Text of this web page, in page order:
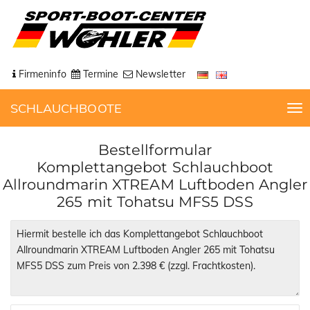
Firmeninfo Termine Newsletter
SCHLAUCHBOOTE
T
o
e
a
Bestellformular
Komplettangebot Schlauchboot
Allroundmarin XTREAM Luftboden Angler
265 mit Tohatsu MFS5 DSS